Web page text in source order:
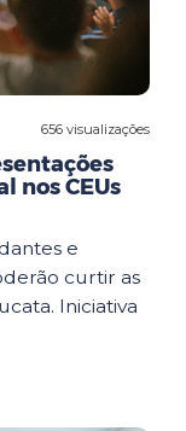
656 visualizações
nos CEUs
e
curtir as
Iniciativa